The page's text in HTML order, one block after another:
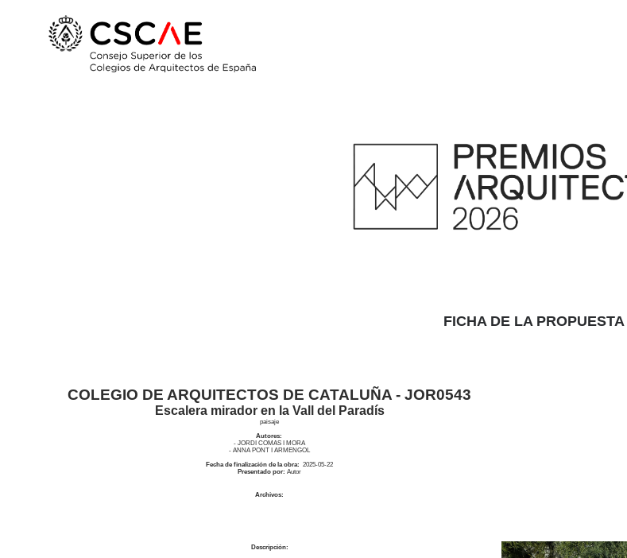
FICHA DE LA PROPUESTA
COLEGIO DE ARQUITECTOS DE CATALUÑA - JOR0543
Escalera mirador en la Vall del Paradís
paisaje
Autores:
- JORDI COMAS I MORA
- ANNA PONT I ARMENGOL
Fecha de finalización de la obra: 2025-05-22
Presentado por: Autor
Archivos:
Descripción: